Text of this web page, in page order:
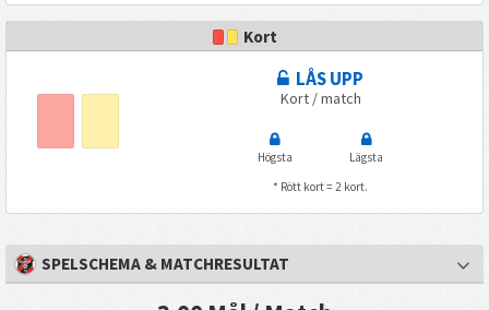
Kort
LÅS UPP
Kort / match
Högsta
Lägsta
* Rött kort = 2 kort.
SPELSCHEMA & MATCHRESULTAT